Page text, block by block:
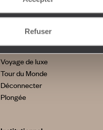
Refuser
Voyage de noces
Vacances en famille
Week-end en amoureux
Voyage de luxe
Tour du Monde
Déconnecter
Plongée